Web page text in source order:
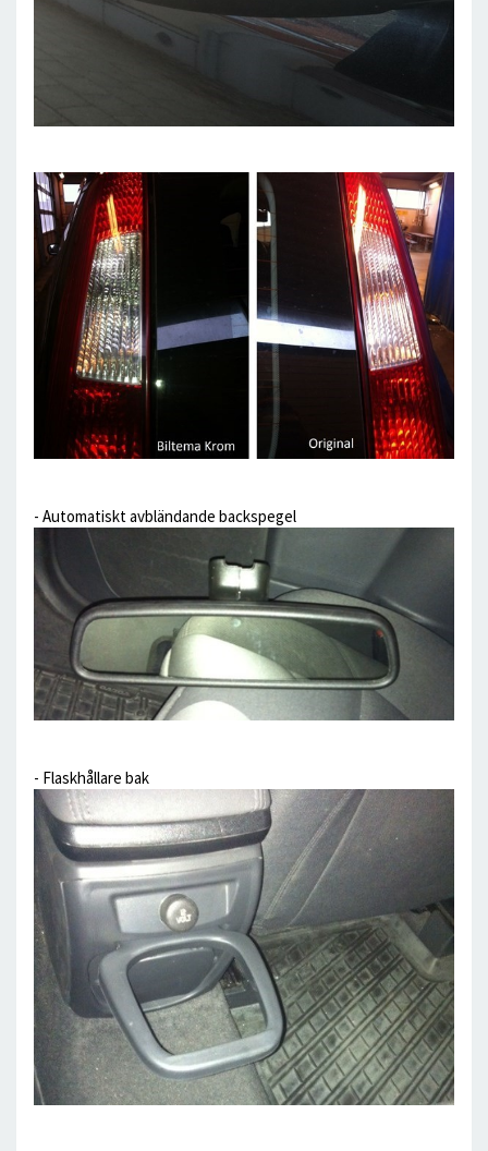
- Automatiskt avbländande backspegel
- Flaskhållare bak